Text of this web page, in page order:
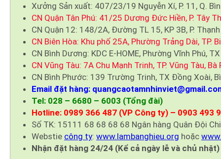
Xưởng Sản xuất: 407/23/19 Nguyễn Xí, P. 11, Q.
CN Quận Tân Phú: 41/25 Dương Đức Hiền, P. Tây
CN Quận 12: 148/2A, Đường TL 15, KP 3B, P.
CN Biên Hòa: Khu phố 25A, Phường Trảng Dài, TP.
CN Bình Dương: KDC E-HOME, Phường Vĩnh Phú,
CN Vũng Tàu: 7A Chu Mạnh Trinh, TP. Vũng Tàu, Bà
CN Bình Phước: 139 Trường Trinh, TX Đồng Xoài,
Email đặt hàng:
Tel: 028 – 6680 – 6003 (Tổng đài)
Hotline: 0989 366 487 (VP Công ty) – 0903 493
Số TK: 15111 68 68 68 68 Ngân hàng Quân Đội
Webstie công ty: www.lambanghieu.org hoặc
Nhận đặt hàng 24/24 (Kể cả ngày lễ và chủ nhật)